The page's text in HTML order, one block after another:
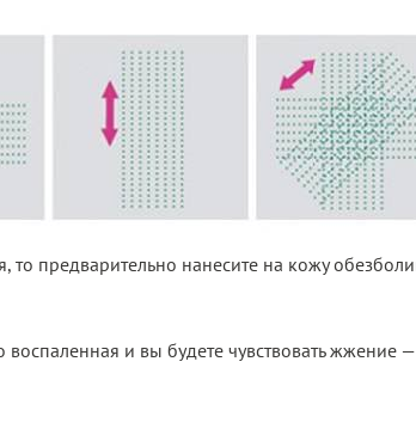
предварительно нанесите на кожу
и вы будете чувствовать жжение